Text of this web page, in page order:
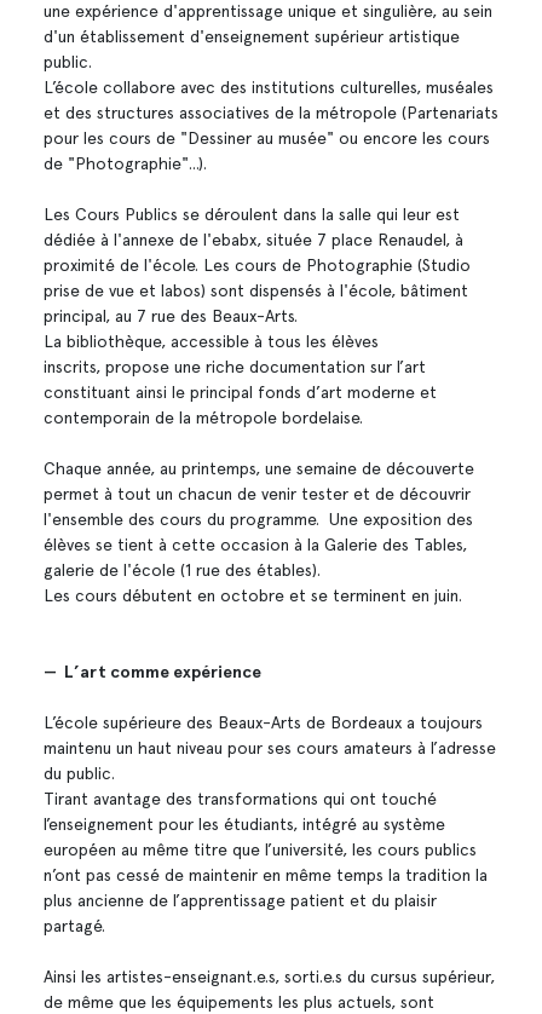
une expérience d'apprentissage unique et singulière, au sein
d'un établissement d'enseignement supérieur artistique
public.
L’école collabore avec des institutions culturelles, muséales
et des structures associatives de la métropole (Partenariats
pour les cours de "Dessiner au musée" ou encore les cours
de "Photographie"...).
Les Cours Publics se déroulent dans la salle qui leur est
dédiée à l'annexe de l'ebabx, située 7 place Renaudel, à
proximité de l'école. Les cours de Photographie (Studio
prise de vue et labos) sont dispensés à l'école, bâtiment
principal, au 7 rue des Beaux-Arts.
La bibliothèque, accessible à tous les élèves
inscrits, propose une riche documentation sur l’art
constituant ainsi le principal fonds d’art moderne et
contemporain de la métropole bordelaise.
Chaque année, au printemps, une semaine de découverte
permet à tout un chacun de venir tester et de découvrir
l'ensemble des cours du programme. Une exposition des
élèves se tient à cette occasion à la Galerie des Tables,
galerie de l'école (1 rue des étables).
Les cours débutent en octobre et se terminent en juin.
— L’art comme expérience
L’école supérieure des Beaux-Arts de Bordeaux a toujours
maintenu un haut niveau pour ses cours amateurs à l’adresse
du public.
Tirant avantage des transformations qui ont touché
l’enseignement pour les étudiants, intégré au système
européen au même titre que l’université, les cours publics
n’ont pas cessé de maintenir en même temps la tradition la
plus ancienne de l’apprentissage patient et du plaisir
partagé.
Ainsi les artistes-enseignant.e.s, sorti.e.s du cursus supérieur,
de même que les équipements les plus actuels, sont